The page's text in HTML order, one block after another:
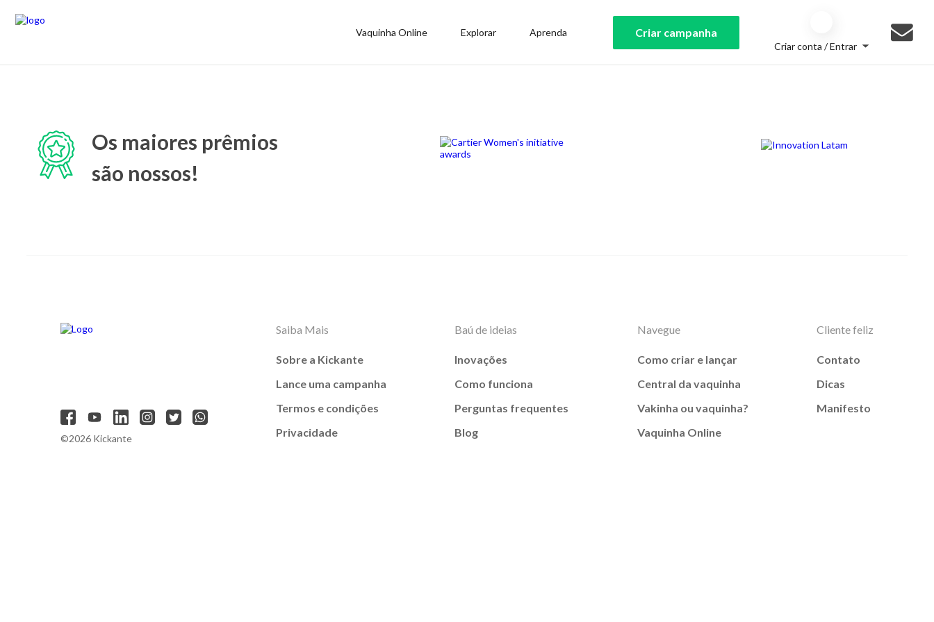
Vaquinha Online Explorar Aprenda Criar campanha
Criar conta / Entrar
Os maiores prêmios
são nossos!
©2026 Kickante
Saiba Mais
Sobre a Kickante
Lance uma campanha
Termos e condições
Privacidade
Baú de ideias
Inovações
Como funciona
Perguntas frequentes
Blog
Navegue
Como criar e lançar
Central da vaquinha
Vakinha ou vaquinha?
Vaquinha Online
Cliente feliz
Contato
Dicas
Manifesto